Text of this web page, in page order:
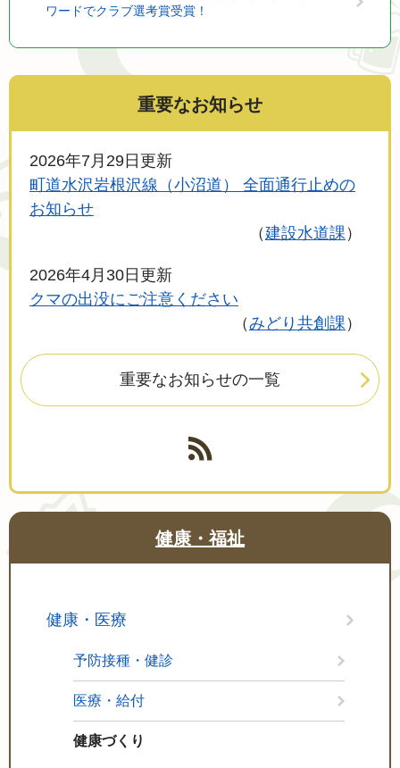
ワードでクラブ選考賞受賞！
重要なお知らせ
2026年7月29日更新
町道水沢岩根沢線（小沼道） 全面通行止めの
お知らせ
建設水道課
2026年4月30日更新
クマの出没にご注意ください
みどり共創課
重要なお知らせの一覧
健康・福祉
健康・医療
予防接種・健診
医療・給付
健康づくり